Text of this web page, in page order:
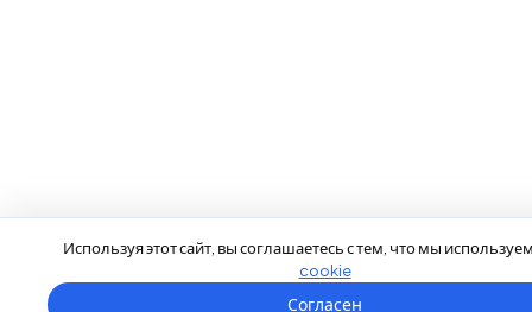
Используя этот сайт, вы соглашаетесь с тем, что мы
cookie
Согласен